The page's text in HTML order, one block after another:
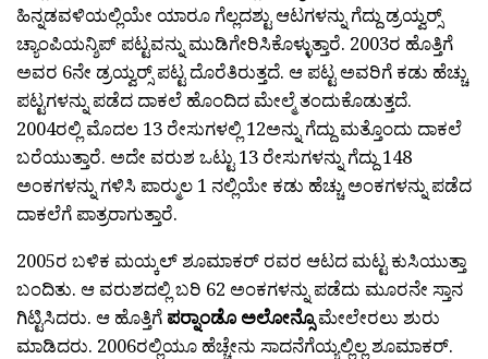
ಹಿನ್ನಡವಳಿಯಲ್ಲಿಯೇ ಯಾರೂ ಗೆಲ್ಲದಶ್ಟು ಆಟಗಳನ್ನು ಗೆದ್ದು ಡ್ರಯ್ವರ್‍ಸ್
ಚ್ಯಾಂಪಿಯನ್ಶಿಪ್ ಪಟ್ಟವನ್ನು ಮುಡಿಗೇರಿಸಿಕೊಳ್ಳುತ್ತಾರೆ. 2003ರ ಹೊತ್ತಿಗೆ
ಅವರ 6ನೇ ಡ್ರಯ್ವರ್‍ಸ್ ಪಟ್ಟ ದೊರೆತಿರುತ್ತದೆ. ಆ ಪಟ್ಟ ಅವರಿಗೆ ಕಡು ಹೆಚ್ಚು
ಪಟ್ಟಗಳನ್ನು ಪಡೆದ ದಾಕಲೆ ಹೊಂದಿದ ಮೇಲ್ಮೆ ತಂದುಕೊಡುತ್ತದೆ.
2004ರಲ್ಲಿ ಮೊದಲ 13 ರೇಸುಗಳಲ್ಲಿ 12ಅನ್ನು ಗೆದ್ದು ಮತ್ತೊಂದು ದಾಕಲೆ
ಬರೆಯುತ್ತಾರೆ. ಅದೇ ವರುಶ ಒಟ್ಟು 13 ರೇಸುಗಳನ್ನು ಗೆದ್ದು 148
ಅಂಕಗಳನ್ನು ಗಳಿಸಿ ಪಾರ್‍ಮುಲ 1 ನಲ್ಲಿಯೇ ಕಡು ಹೆಚ್ಚು ಅಂಕಗಳನ್ನು ಪಡೆದ
ದಾಕಲೆಗೆ ಪಾತ್ರರಾಗುತ್ತಾರೆ.
2005ರ ಬಳಿಕ ಮಯ್ಕಲ್ ಶೂಮಾಕರ್ ರವರ ಆಟದ ಮಟ್ಟ ಕುಸಿಯುತ್ತಾ
ಬಂದಿತು. ಆ ವರುಶದಲ್ಲಿ ಬರಿ 62 ಅಂಕಗಳನ್ನು ಪಡೆದು ಮೂರನೇ ಸ್ತಾನ
ಗಿಟ್ಟಿಸಿದರು. ಆ ಹೊತ್ತಿಗೆ ಪರ್‍ನಾಂಡೊ ಅಲೋನ್ಸೊಮೇಲೇರಲು ಶುರು
ಮಾಡಿದರು. 2006ರಲ್ಲಿಯೂ ಹೆಚ್ಚೇನು ಸಾದನೆಗೆಯ್ಯಲ್ಲಿಲ್ಲ ಶೂಮಾಕರ್.